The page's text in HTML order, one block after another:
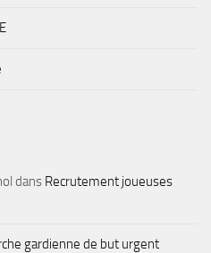
dans Recrutement joueuses
gardienne de but urgent